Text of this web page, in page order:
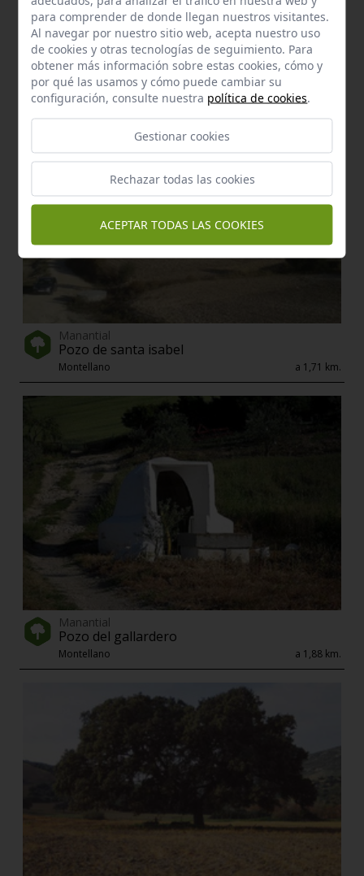
Manantial
Pozo lobero
Montellano
Manantial
Pozo de santa isabel
Montellano a 1,71 km.
Manantial
Pozo del gallardero
Montellano a 1,88 km.
para comprender de donde llegan nuestros visitantes.
Al navegar por nuestro sitio web, acepta nuestro uso
de cookies y otras tecnologías de seguimiento. Para
obtener más información sobre estas cookies, cómo y
por qué las usamos y cómo puede cambiar su
configuración, consulte nuestra política de cookies.
Gestionar cookies
Rechazar todas las cookies
ACEPTAR TODAS LAS COOKIES